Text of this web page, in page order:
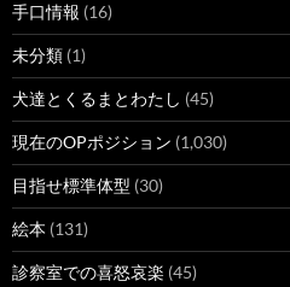
手口情報 (16)
未分類 (1)
犬達とくるまとわたし (45)
現在のOPポジション (1,030)
目指せ標準体型 (30)
絵本 (131)
診察室での喜怒哀楽 (45)